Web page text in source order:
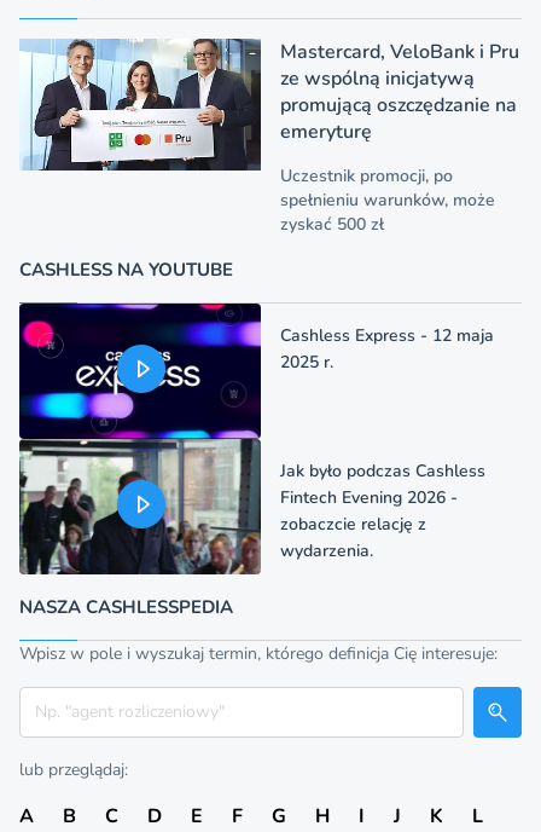
Mastercard, VeloBank i Pru
ze wspólną inicjatywą
promującą oszczędzanie na
emeryturę
Uczestnik promocji, po
spełnieniu warunków, może
zyskać 500 zł
CASHLESS NA YOUTUBE
Cashless Express - 12 maja
2025 r.
Jak było podczas Cashless
Fintech Evening 2026 -
zobaczcie relację z
wydarzenia.
NASZA CASHLESSPEDIA
Wpisz w pole i wyszukaj termin, którego definicja Cię interesuje:
Szukaj
lub przeglądaj:
A B C D E F G H I J K
L